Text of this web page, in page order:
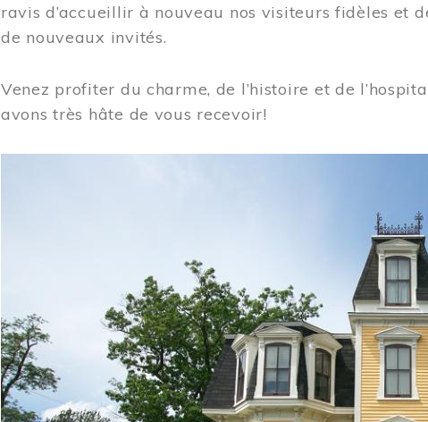
ravis d’accueillir à nouveau nos visiteurs fidèles et
de nouveaux invités.
Venez profiter du charme, de l’histoire et de
avons très hâte de vous recevoir!